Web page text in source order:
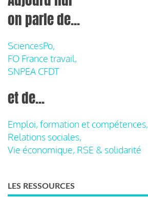
on parle de...
SciencesPo,
FO France travail,
SNPEA CFDT
et de...
Emploi, formation et compétences,
Relations sociales,
Vie économique, RSE & solidarité
LES RESSOURCES